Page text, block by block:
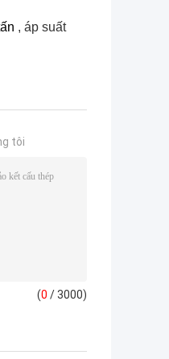
, áp suất
tôi
(0 / 3000)